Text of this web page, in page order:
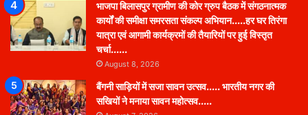
भाजपा बिलासपुर ग्रामीण की कोर ग्रुप बैठक में संगठनात्मक
कार्यों की समीक्षा समरसता संकल्प अभियान…..हर घर तिरंगा
यात्रा एवं आगामी कार्यक्रमों की तैयारियों पर हुई विस्तृत
चर्चा……
August 8, 2026
बैंगनी साड़ियों में सजा सावन उत्सव….. भारतीय नगर की
सखियों ने मनाया सावन महोत्सव…..